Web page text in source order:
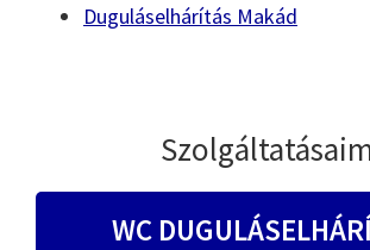
Duguláselhárítás Makád
WC